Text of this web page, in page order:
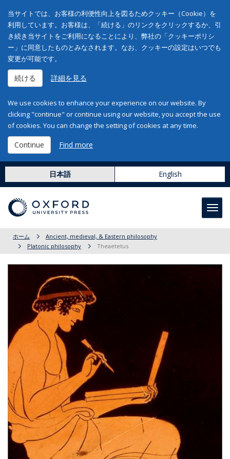
当サイトでは、お客様の利便性向上を図るためクッキー（Cookie）を
利用しています。お客様は、「続ける」のリンクをクリックするか、引
き続き当サイトをご利用になることにより、弊社の「クッキーポリシ
ー」に同意したものとみなされます。なお、クッキーの設定はいつでも
変更が可能です。
続ける 詳細を見る
We use cookies to enhance your experience on our website. By
clicking "continue" or continue using our website, you accept the use
of cookies. You can change the setting of cookies at any time.
Continue Find more
日本語 English
ホーム
Ancient, medieval, & Eastern philosophy
Platonic philosophy
Theaetetus